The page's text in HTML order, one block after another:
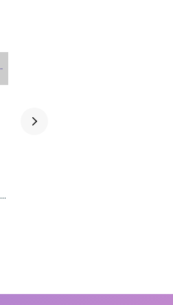
Бело-розово-сиреневые шары-пастель